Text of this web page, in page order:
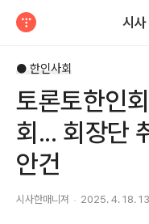
시
● 한인사회
토론토한인
회... 회장단
안건
시사한매니져 2025. 4. 18.